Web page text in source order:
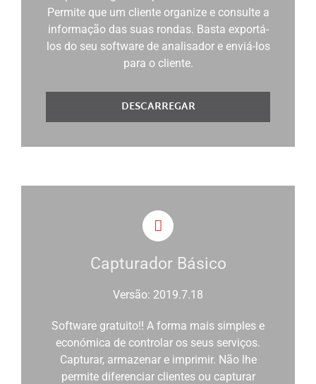
Permite que um cliente organize e consulte a
informação das suas rondas. Basta exportá-
los do seu software de analisador e enviá-los
para o cliente.
DESCARREGAR
Capturador Básico
Versão: 2019.7.18
Software gratuito!! A forma mais simples e
económica de controlar os seus serviços.
Capturar, armazenar e imprimir. Não lhe
permite diferenciar clientes ou capturar